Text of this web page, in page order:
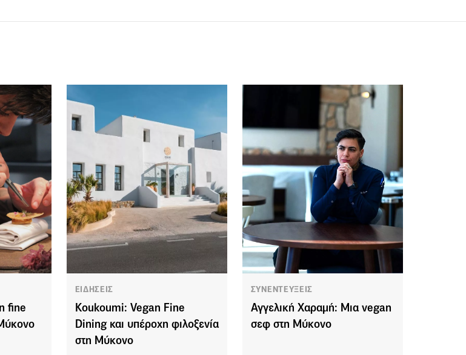
fine
ΕΙΔΗΣΕΙΣ
Koukoumi: Vegan Fine
Dining και υπέροχη φιλοξενία
στη Μύκονο
ΣΥΝΕΝΤΕΥΞΕΙΣ
Αγγελική Χαραμή: Μια vegan
σεφ στη Μύκονο